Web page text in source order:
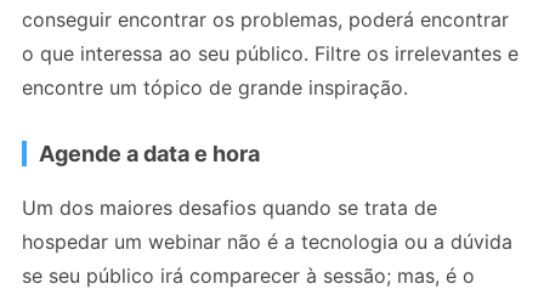
conseguir encontrar os problemas, poderá encontrar
o que interessa ao seu público. Filtre os irrelevantes e
encontre um tópico de grande inspiração.
Agende a data e hora
Um dos maiores desafios quando se trata de
hospedar um webinar não é a tecnologia ou a dúvida
se seu público irá comparecer à sessão; mas, é o